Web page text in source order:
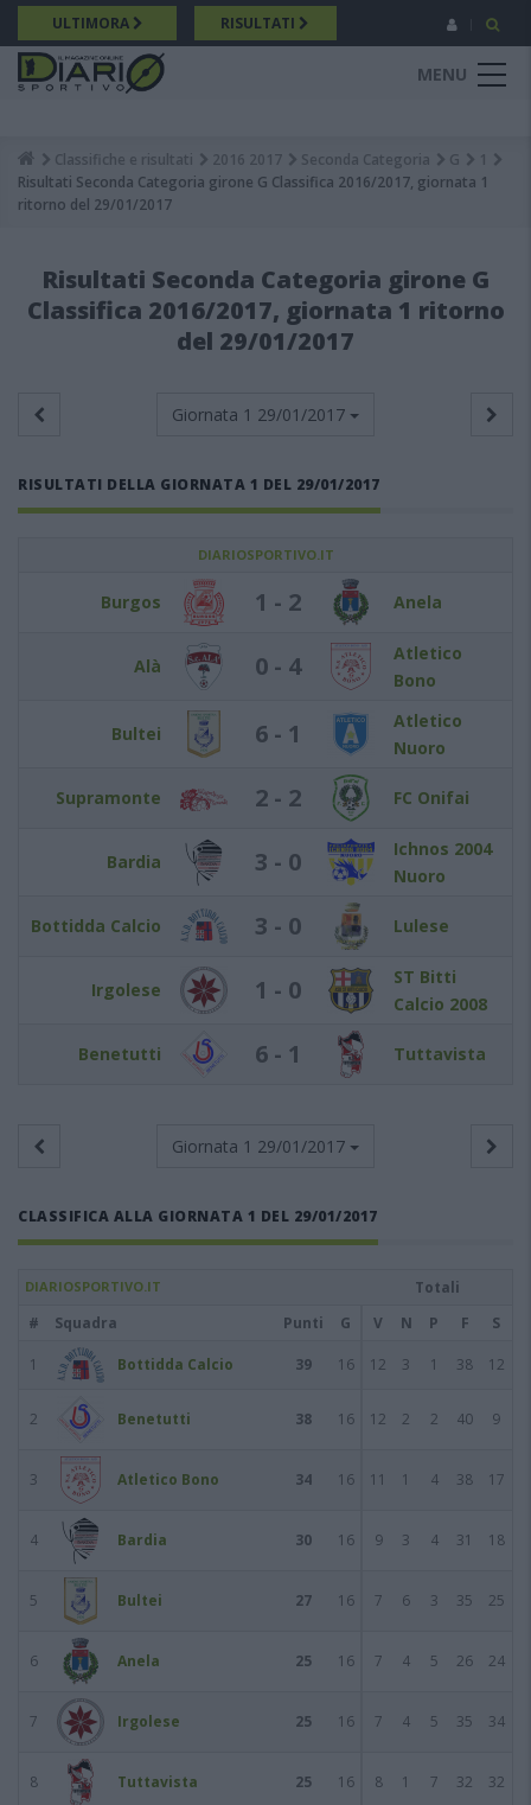
Salta
al
contenuto
principale
ULTIMORA RISULTATI
MENU
Breadcrumb
Classifiche e risultati 2016 2017 Seconda Categoria G
1
Risultati Seconda Categoria girone G Classifica 2016/2017, giornata 1
ritorno del 29/01/2017
Risultati Seconda Categoria girone G
Classifica 2016/2017, giornata 1 ritorno
del 29/01/2017
Giornata 1 29/01/2017
RISULTATI DELLA GIORNATA 1 DEL 29/01/2017
DIARIOSPORTIVO.IT
Burgos 1 - 2 Anela
Alà 0 - 4
Atletico
Bono
Bultei 6 - 1
Atletico
Nuoro
Supramonte 2 - 2 FC Onifai
Bardia 3 - 0
Ichnos 2004
Nuoro
Bottidda Calcio 3 - 0 Lulese
Irgolese 1 - 0
ST Bitti
Calcio 2008
Benetutti 6 - 1 Tuttavista
Giornata 1 29/01/2017
CLASSIFICA ALLA GIORNATA 1 DEL 29/01/2017
DIARIOSPORTIVO.IT
Totali
#
Squadra Punti G V N P F S
1 Bottidda Calcio 39 16 12 3 1 38 12
2 Benetutti 38 16 12 2 2 40 9
3 Atletico Bono 34 16 11 1 4 38 17
4 Bardia 30 16 9 3 4 31 18
5 Bultei 27 16 7 6 3 35 25
6 Anela 25 16 7 4 5 26 24
7 Irgolese 25 16 7 4 5 35 34
8 Tuttavista 25 16 8 1 7 32 32